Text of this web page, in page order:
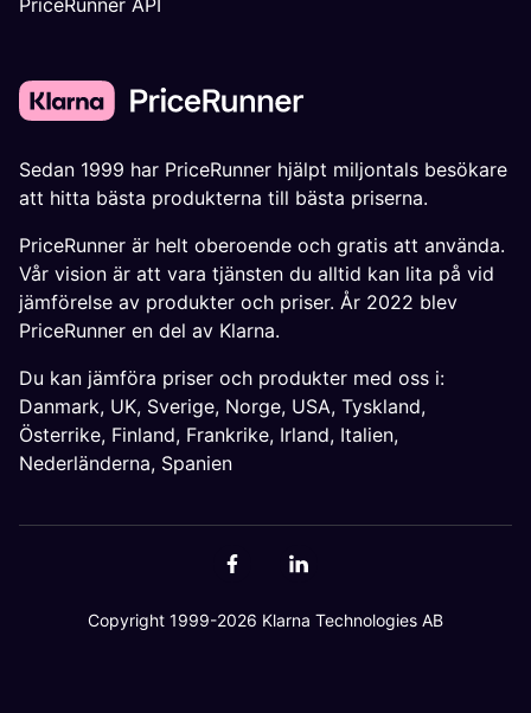
Sedan 1999 har PriceRunner hjälpt miljontals besökare
att hitta bästa produkterna till bästa priserna.
PriceRunner är helt oberoende och gratis att använda.
Vår vision är att vara tjänsten du alltid kan lita på vid
jämförelse av produkter och priser. År 2022 blev
PriceRunner en del av Klarna.
Du kan jämföra priser och produkter med oss i:
Danmark, UK, Sverige, Norge, USA, Tyskland,
Österrike, Finland, Frankrike, Irland, Italien,
Nederländerna, Spanien
Copyright 1999-2026 Klarna Technologies AB